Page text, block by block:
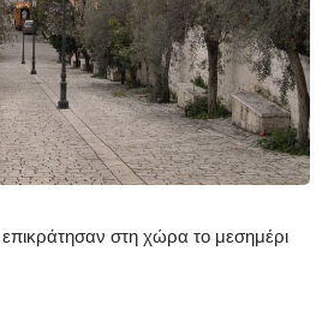
στη χώρα το μεσημέρι